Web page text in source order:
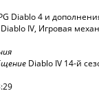
Diablo 4 и
IV, Игровая
Diablo IV 14-й